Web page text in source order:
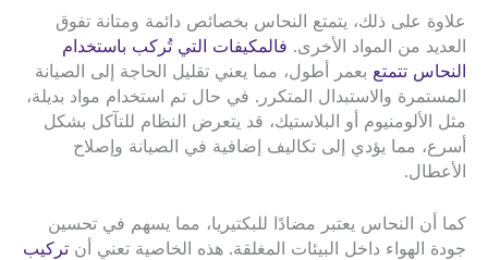
علاوة على ذلك، يتمتع النحاس بخصائص دائمة ومتانة تفوق
العديد من المواد الأخرى. فالمكيفات التي تُركب باستخدام
النحاس تتمتع بعمر أطول، مما يعني تقليل الحاجة إلى الصيانة
المستمرة والاستبدال المتكرر. في حال تم استخدام مواد بديلة،
مثل الألومنيوم أو البلاستيك، قد يتعرض النظام للتآكل بشكل
أسرع، مما يؤدي إلى تكاليف إضافية في الصيانة وإصلاح
الأعطال.
كما أن النحاس يعتبر مضادًا للبكتيريا، مما يسهم في تحسين
جودة الهواء داخل البيئات المغلقة. هذه الخاصية تعني أن تركيب